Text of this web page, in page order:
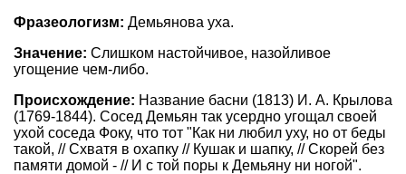
Фразеологизм: Демьянова уха.
Значение: Слишком настойчивое, назойливое
угощение чем-либо.
Происхождение: Название басни (1813) И. А. Крылова
(1769-1844). Сосед Демьян так усердно угощал своей
ухой соседа Фоку, что тот "Как ни любил уху, но от беды
такой, // Схватя в охапку // Кушак и шапку, // Скорей без
памяти домой - // И с той поры к Демьяну ни ногой".